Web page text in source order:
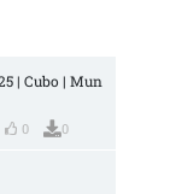
| Cubo | Mun
0 0